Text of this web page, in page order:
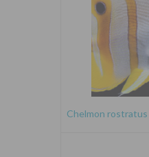
Chelmon rostratus